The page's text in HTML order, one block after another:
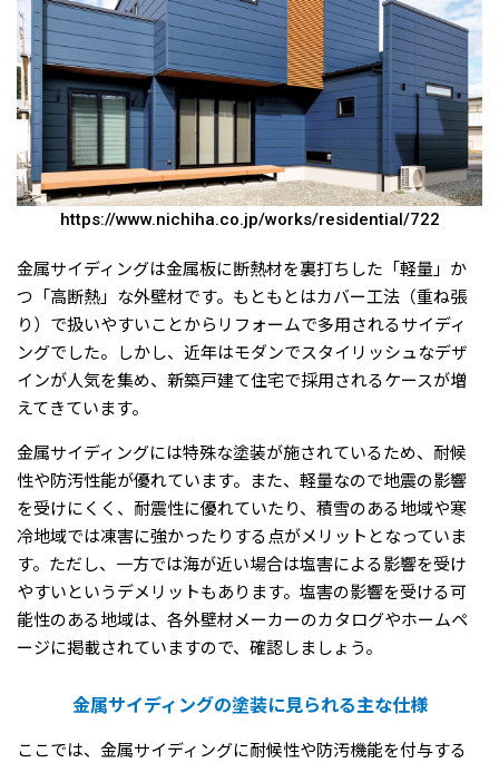
https://www.nichiha.co.jp/works/residential/722
金属サイディングは金属板に断熱材を裏打ちした「軽量」か
つ「高断熱」な外壁材です。もともとはカバー工法（重ね張
り）で扱いやすいことからリフォームで多用されるサイディ
ングでした。しかし、近年はモダンでスタイリッシュなデザ
インが人気を集め、新築戸建て住宅で採用されるケースが増
えてきています。
金属サイディングには特殊な塗装が施されているため、耐候
性や防汚性能が優れています。また、軽量なので地震の影響
を受けにくく、耐震性に優れていたり、積雪のある地域や寒
冷地域では凍害に強かったりする点がメリットとなっていま
す。ただし、一方では海が近い場合は塩害による影響を受け
やすいというデメリットもあります。塩害の影響を受ける可
能性のある地域は、各外壁材メーカーのカタログやホームペ
ージに掲載されていますので、確認しましょう。
金属サイディングの塗装に見られる主な仕様
ここでは、金属サイディングに耐候性や防汚機能を付与する